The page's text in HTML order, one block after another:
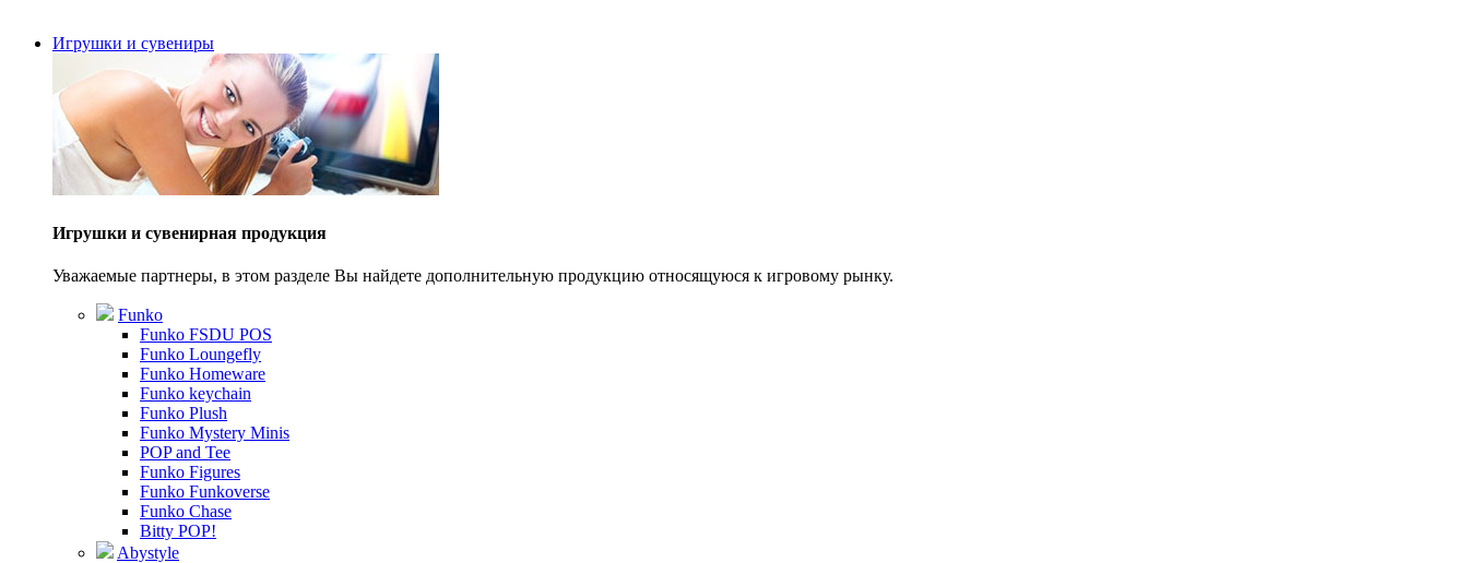
Игрушки и сувениры
Игрушки и сувенирная продукция
Уважаемые партнеры, в этом разделе Вы найдете дополнительную продукцию относящуюся к игровому рынку.
Funko
Funko FSDU POS
Funko Loungefly
Funko Homeware
Funko keychain
Funko Plush
Funko Mystery Minis
POP and Tee
Funko Figures
Funko Funkoverse
Funko Chase
Bitty POP!
Abystyle